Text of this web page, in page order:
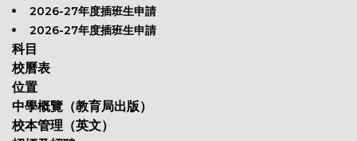
2026-27年度插班生申請
2026-27年度插班生申請
科目
校曆表
位置
中學概覽（教育局出版）
校本管理（英文）